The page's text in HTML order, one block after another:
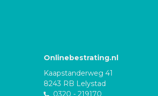
Onlinebestrating.nl
Kaapstanderweg 41
8243 RB Lelystad
0320 - 219170